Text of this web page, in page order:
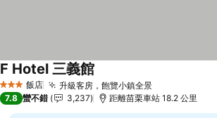
3 星級 飯店 升級客房，飽覽小鎮全景查看價格
F Hotel 三義館
7.8 蠻不錯 3,237 距離苗栗車站 18.2 公里